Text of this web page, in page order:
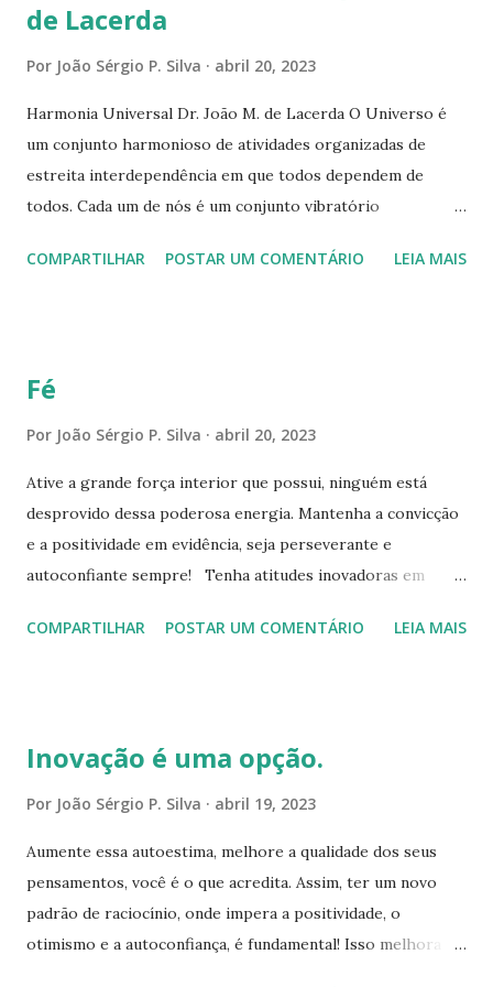
de Lacerda
Por João Sérgio P. Silva abril 20, 2023
Harmonia Universal Dr. João M. de Lacerda O Universo é
um conjunto harmonioso de atividades organizadas de
estreita interdependência em que todos dependem de
todos. Cada um de nós é um conjunto vibratório
constituindo assim um instrumento particular atuante no
atuação dissonante. E no universo, tudo que é dis- sonante
universal de harmonia. O microcosmo há de harmonizar-se
com o macrocosmo. Aconselha um sábio ao discípulo: "Não
permaneças ocioso enquanto todo o universo vibra;
trabalha sempre harmoniosamente em equilíbrio com o
e reprisado como fator essencial do viver de indivíduos ...
COMPARTILHAR POSTAR UM COMENTÁRIO LEIA MAIS
Fé
Por João Sérgio P. Silva abril 20, 2023
Ative a grande força interior que possui, ninguém está
desprovido dessa poderosa energia. Mantenha a convicção
e a positividade em evidência, seja perseverante e
autoconfiante sempre! Tenha atitudes inovadoras em
contrárias, mantenha-se calmo e sereno, aja com prudência
objetivo, ele é a direção que te inspira a prosseguir!
e a conquista de cada objetivo que estabelecer. Seja
insistente e vencedor! Para isso, Deus te agraciou com
inteligência, talentos, força de vontade, criatividade,
determinação e principalmente atitudes. Logo, seja leal e
COMPARTILHAR POSTAR UM COMENTÁRIO LEIA MAIS
Inovação é uma opção.
Por João Sérgio P. Silva abril 19, 2023
Aumente essa autoestima, melhore a qualidade dos seus
pensamentos, você é o que acredita. Assim, ter um novo
padrão de raciocínio, onde impera a positividade, o
otimismo e a autoconfiança, é fundamental! Isso melhora